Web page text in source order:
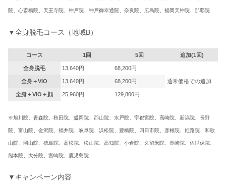
院、心斎橋院、天王寺院、神戸院、神戸御幸通院、奈良院、広島院、福岡天神院、那覇院
▼全身脱毛コース（地域B）
コース 1回 5回 追加(1回)
全身脱毛 13,640円 68,200円
通常価格での追加
全身＋VIO 13,640円 68,200円
全身＋VIO＋顔 25,960円 129,800円
※旭川院、青森院、秋田院、盛岡院、郡山院、水戸院、宇都宮院、高崎院、新潟院、 長野
院、富山院、金沢院、福井院、岐阜院、浜松院、豊橋院、四日市院、彦根院、 姫路院、和歌
山院、岡山院、徳島院、高松院、松山院、高知院、小倉院、久留米院、 長崎院、佐世保院、
熊本院、大分院、宮崎院、鹿児島院
▼キャンペーン内容